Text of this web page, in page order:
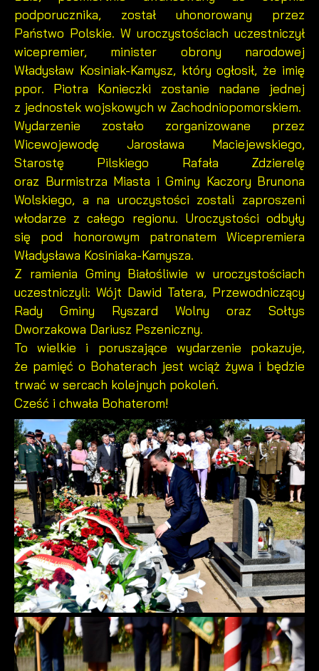
podporucznika, został uhonorowany przez
Państwo Polskie. W uroczystościach uczestniczył
wicepremier, minister obrony narodowej
Władysław Kosiniak-Kamysz, który ogłosił, że imię
ppor. Piotra Konieczki zostanie nadane jednej
z jednostek wojskowych w Zachodniopomorskiem.
Wydarzenie zostało zorganizowane przez
Wicewojewodę Jarosława Maciejewskiego,
Starostę Pilskiego Rafała Zdzierelę
oraz Burmistrza Miasta i Gminy Kaczory Brunona
Wolskiego, a na uroczystości zostali zaproszeni
włodarze z całego regionu. Uroczystości odbyły
się pod honorowym patronatem Wicepremiera
Władysława Kosiniaka-Kamysza.
Z ramienia Gminy Białośliwie w uroczystościach
uczestniczyli: Wójt Dawid Tatera, Przewodniczący
Rady Gminy Ryszard Wolny oraz Sołtys
Dworzakowa Dariusz Pszeniczny.
To wielkie i poruszające wydarzenie pokazuje,
że pamięć o Bohaterach jest wciąż żywa i będzie
trwać w sercach kolejnych pokoleń.
Cześć i chwała Bohaterom!
Twoich zwyczajów dotyczących przeglądanej witryny
internetowej. Treści promocyjne mogą pojawić się na
stronach podmiotów trzecich lub firm będących naszymi
partnerami oraz innych dostawców usług. Firmy te działają w
charakterze pośredników prezentujących nasze treści w
postaci wiadomości, ofert, komunikatów mediów
społecznościowych.